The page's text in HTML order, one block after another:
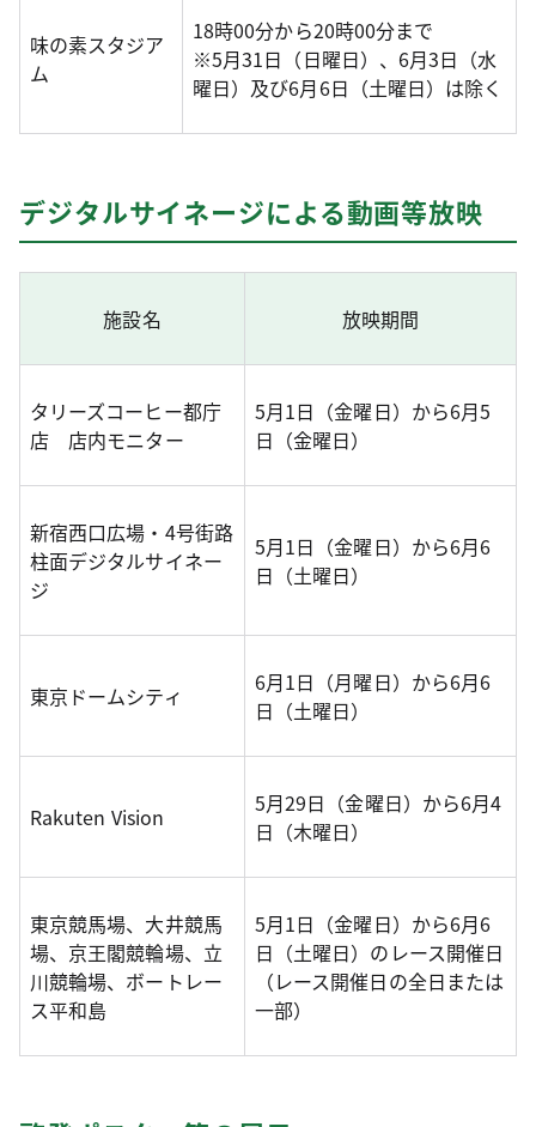
味の素スタジア
ム
18時00分から20時00分まで
※5月31日（日曜日）、6月3日（水
曜日）及び6月6日（土曜日）は除く
デジタルサイネージによる動画等放映
施設名 放映期間
タリーズコーヒー都庁
店 店内モニター
5月1日（金曜日）から6月5
日（金曜日）
新宿西口広場・4号街路
柱面デジタルサイネー
ジ
5月1日（金曜日）から6月6
日（土曜日）
東京ドームシティ
6月1日（月曜日）から6月6
日（土曜日）
Rakuten Vision
5月29日（金曜日）から6月4
日（木曜日）
東京競馬場、大井競馬
場、京王閣競輪場、立
川競輪場、ボートレー
ス平和島
5月1日（金曜日）から6月6
日（土曜日）のレース開催日
（レース開催日の全日または
一部）